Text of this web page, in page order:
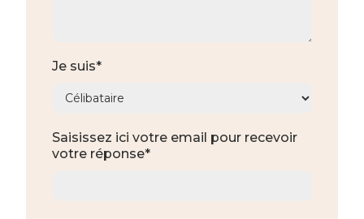
Je suis*
Saisissez ici votre email pour recevoir
votre réponse*